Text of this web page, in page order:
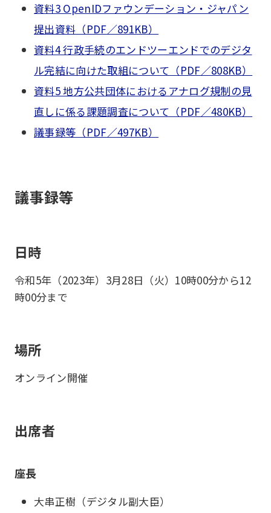
資料3 OpenIDファウンデーション・ジャパン
提出資料（PDF／891KB）
資料4 行政手続のエンドツーエンドでのデジタ
ル完結に向けた取組について（PDF／808KB）
資料5 地方公共団体におけるアナログ規制の見
直しに係る課題調査について（PDF／480KB）
議事録等（PDF／497KB）
議事録等
日時
令和5年（2023年）3月28日（火）10時00分から12
時00分まで
場所
オンライン開催
出席者
座長
大串正樹（デジタル副大臣）